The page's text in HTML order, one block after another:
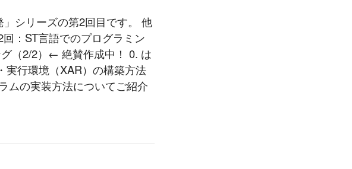
シリーズの第2回目です。 他
：ST言語でのプログラミン
（2/2）← 絶賛作成中！ 0. は
実行環境（XAR）の構築方法
ムの実装方法についてご紹介